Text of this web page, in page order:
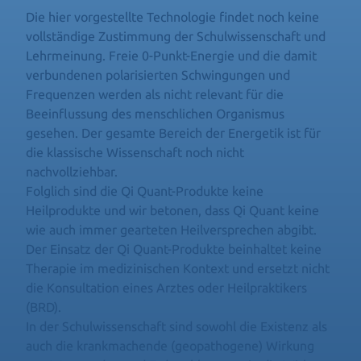
Die hier vorgestellte Technologie findet noch keine
vollständige Zustimmung der Schulwissenschaft und
Lehrmeinung. Freie 0-Punkt-Energie und die damit
verbundenen polarisierten Schwingungen und
Frequenzen werden als nicht relevant für die
Beeinflussung des menschlichen Organismus
gesehen. Der gesamte Bereich der Energetik ist für
die klassische Wissenschaft noch nicht
nachvollziehbar.
Folglich sind die Qi Quant-Produkte keine
Heilprodukte und wir betonen, dass Qi Quant keine
wie auch immer gearteten Heilversprechen abgibt.
Der Einsatz der Qi Quant-Produkte beinhaltet keine
Therapie im medizinischen Kontext und ersetzt nicht
die Konsultation eines Arztes oder Heilpraktikers